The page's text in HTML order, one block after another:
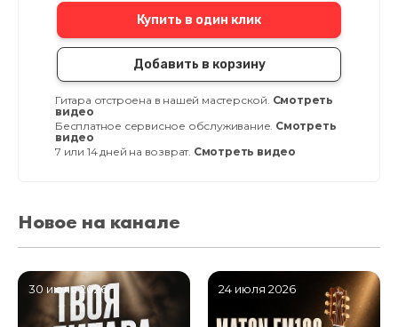
Купить в один клик
Добавить в корзину
Гитара отстроена в нашей мастерской. Смотреть
видео
Бесплатное сервисное обслуживание. Смотреть
видео
7 или 14 дней на возврат. Смотреть видео
Новое на канале
30 июля 2026 24 июля 2026